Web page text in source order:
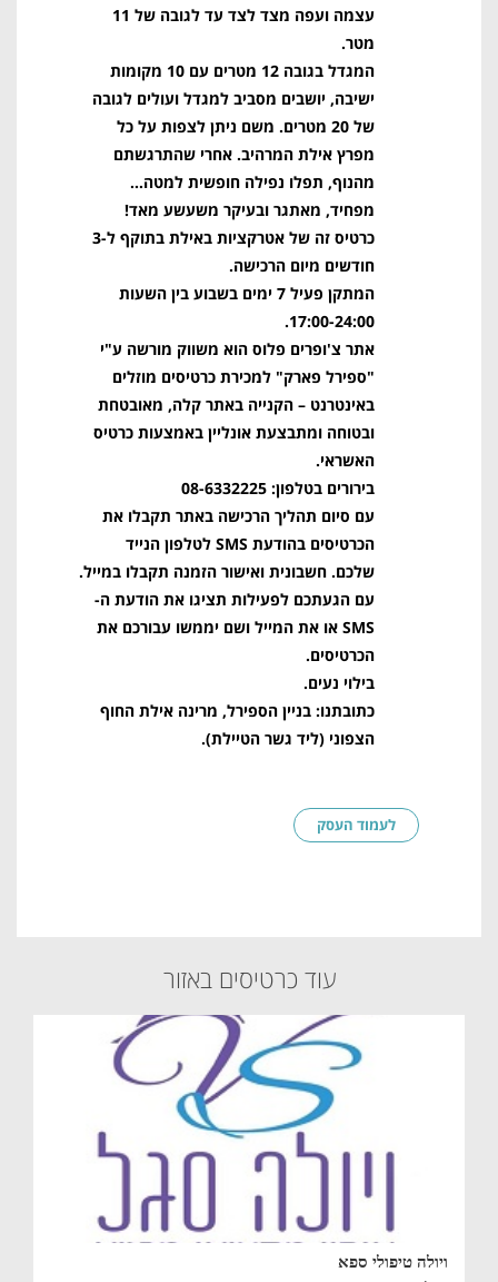
עצמה ועפה מצד לצד עד לגובה של 11
מטר.
המגדל בגובה 12 מטרים עם 10 מקומות
ישיבה, יושבים מסביב למגדל ועולים לגובה
של 20 מטרים. משם ניתן לצפות על כל
מפרץ אילת המרהיב. אחרי שהתרגשתם
מהנוף, תפלו נפילה חופשית למטה…
מפחיד, מאתגר ובעיקר משעשע מאד!
כרטיס זה של אטרקציות באילת בתוקף ל-3
חודשים מיום הרכישה.
המתקן פעיל 7 ימים בשבוע בין השעות
17:00-24:00.
אתר צ'ופרים פלוס הוא משווק מורשה ע"י
"ספירל פארק" למכירת כרטיסים מוזלים
באינטרנט – הקנייה באתר קלה, מאובטחת
ובטוחה ומתבצעת אונליין באמצעות כרטיס
האשראי.
בירורים בטלפון: 08-6332225
עם סיום תהליך הרכישה באתר תקבלו את
הכרטיסים בהודעת SMS לטלפון הנייד
שלכם. חשבונית ואישור הזמנה תקבלו במייל.
עם הגעתכם לפעילות תציגו את הודעת ה-
SMS או את המייל ושם יממשו עבורכם את
הכרטיסים.
בילוי נעים.
כתובתנו: בניין הספירל, מרינה אילת החוף
הצפוני (ליד גשר הטיילת).
לעמוד העסק
עוד כרטיסים באזור
ויולה טיפולי ספא